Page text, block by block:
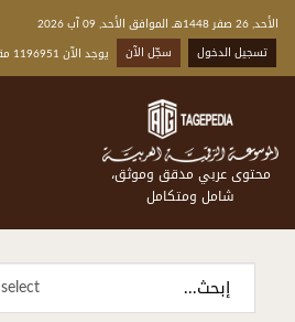
الأحد, 26 صفر 1448هـ الموافق الأحد, 09 آب 2026
تسجيل الدخول
سجّل الآن يوجد الآن 1196951 مقالة بالعربية
محتوى عربي مدقق وموثق،
شامل ومتكامل
select